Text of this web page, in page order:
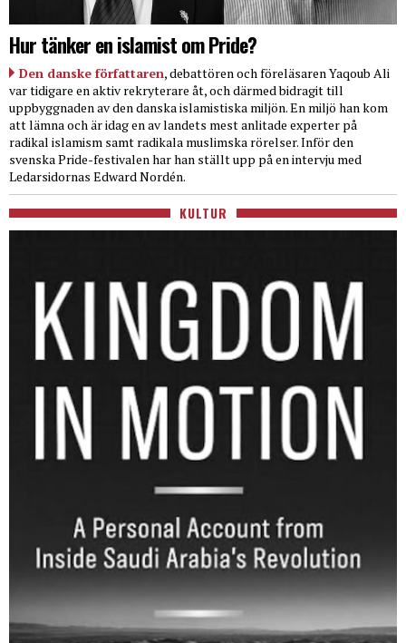
Hur tänker en islamist om Pride?
Den danske författaren, debattören och föreläsaren Yaqoub Ali
var tidigare en aktiv rekryterare åt, och därmed bidragit till
uppbyggnaden av den danska islamistiska miljön. En miljö han kom
att lämna och är idag en av landets mest anlitade experter på
radikal islamism samt radikala muslimska rörelser. Inför den
svenska Pride-festivalen har han ställt upp på en intervju med
Ledarsidornas Edward Nordén.
KULTUR